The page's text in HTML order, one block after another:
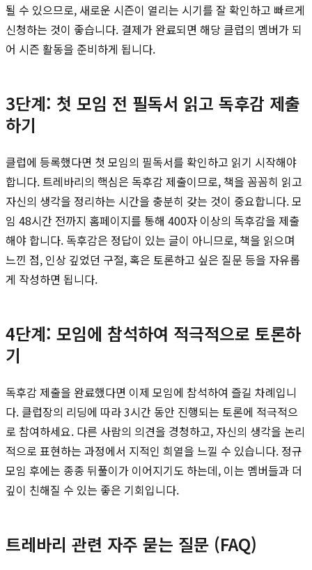
될 수 있으므로, 새로운 시즌이 열리는 시기를 잘 확인하고 빠르게
신청하는 것이 좋습니다. 결제가 완료되면 해당 클럽의 멤버가 되
어 시즌 활동을 준비하게 됩니다.
3단계: 첫 모임 전 필독서 읽고 독후감 제출
하기
클럽에 등록했다면 첫 모임의 필독서를 확인하고 읽기 시작해야
합니다. 트레바리의 핵심은 독후감 제출이므로, 책을 꼼꼼히 읽고
자신의 생각을 정리하는 시간을 충분히 갖는 것이 중요합니다. 모
임 48시간 전까지 홈페이지를 통해 400자 이상의 독후감을 제출
해야 합니다. 독후감은 정답이 있는 글이 아니므로, 책을 읽으며
느낀 점, 인상 깊었던 구절, 혹은 토론하고 싶은 질문 등을 자유롭
게 작성하면 됩니다.
4단계: 모임에 참석하여 적극적으로 토론하
기
독후감 제출을 완료했다면 이제 모임에 참석하여 즐길 차례입니
다. 클럽장의 리딩에 따라 3시간 동안 진행되는 토론에 적극적으
로 참여하세요. 다른 사람의 의견을 경청하고, 자신의 생각을 논리
적으로 표현하는 과정에서 지적인 희열을 느낄 수 있습니다. 정규
모임 후에는 종종 뒤풀이가 이어지기도 하는데, 이는 멤버들과 더
깊이 친해질 수 있는 좋은 기회입니다.
트레바리 관련 자주 묻는 질문 (FAQ)